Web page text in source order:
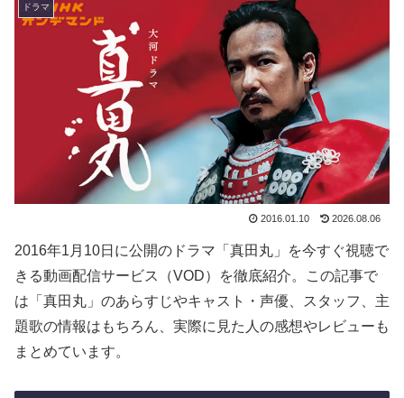
ドラマ
2016.01.10 2026.08.06
2016年1月10日に公開のドラマ「真田丸」を今すぐ視聴で
きる動画配信サービス（VOD）を徹底紹介。この記事で
は「真田丸」のあらすじやキャスト・声優、スタッフ、主
題歌の情報はもちろん、実際に見た人の感想やレビューも
まとめています。